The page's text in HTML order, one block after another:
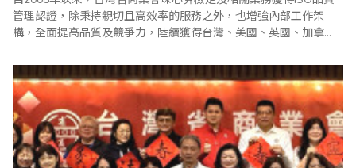
管理認證，除秉持親切且高效率的服務之外，也增強內部工作架
構，全面提高品質及競爭力，陸續獲得台灣、美國、英國、加拿
阿拉伯以及大陸等地珠算教育單位認同並加入省商會組織，參加珠
算心算鑑定，廣受好評。 2026年3月24日再度通過德國ALBERK QA
TECHNIC GmbH授權日..